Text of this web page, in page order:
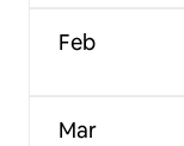
Feb
Mar